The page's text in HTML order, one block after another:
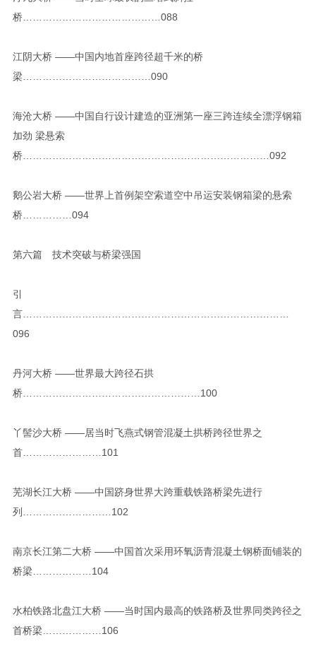
桥……………………………………088
江阴大桥 ——中国内地首座跨径超千米的桥
梁…………………………………090
海沧大桥 ——中国自行设计建造的亚洲第一座三跨连续全漂浮钢箱
加劲 梁悬索
桥…………………………………………………………………092
鹅公岩大桥 ——世界上首例架空索道空中吊运安装钢箱梁的悬索
桥……………094
第六篇 技术突破与桥梁强国
引
言………………………………………………………………………
096
丹河大桥 ——世界最大跨径石拱
桥………………………………………………100
丫髻沙大桥 ——居当时飞燕式钢管混凝土拱桥跨径世界之
首……………………101
芜湖长江大桥 ——中国跻身世界大跨重载铁路桥梁先进行
列………………………102
南京长江第二大桥 ——中国首次采用环氧沥青混凝土钢桥面铺装的
桥梁………………104
水柏铁路北盘江大桥 ——当时国内最高的铁路桥及世界同类跨径之
首桥梁………………106